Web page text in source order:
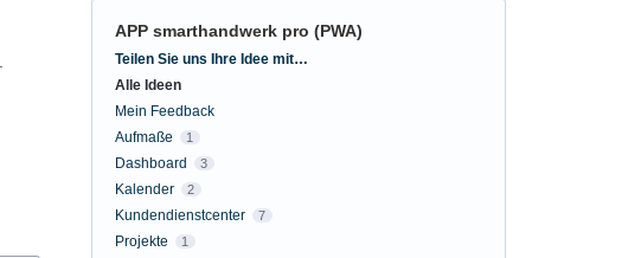
APP smarthandwerk pro (PWA)
Kategorien
Teilen Sie uns Ihre Idee mit…
Alle Ideen
Mein Feedback
Aufmaße
1
Dashboard 3
Kalender 2
Kundendienstcenter 7
Projekte 1